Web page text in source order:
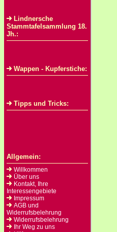
Lindnersche
Stammtafelsammlung 18.
Jh.:
Wappen - Kupferstiche:
Tipps und Tricks:
Allgemein:
Willkommen
Über uns
Kontakt, Ihre
Interessengebiete
Impressum
AGB und
Widerrufsbelehrung
Widerrufsbelehrung
Ihr Weg zu uns